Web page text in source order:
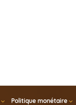
Politique monétaire